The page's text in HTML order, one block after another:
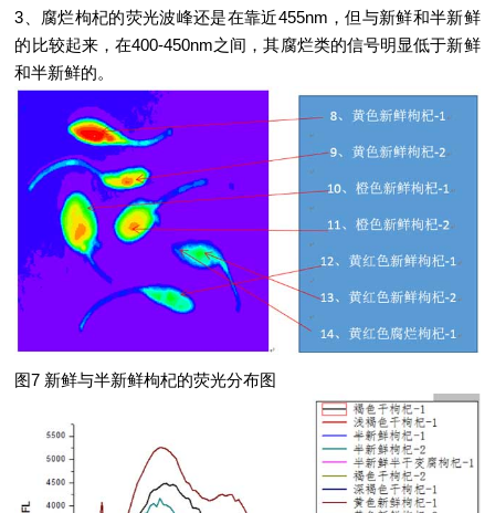
3、腐烂枸杞的荧光波峰还是在靠近455nm，但与新鲜和半新鲜
的比较起来，在400-450nm之间，其腐烂类的信号明显低于新鲜
和半新鲜的。
图7 新鲜与半新鲜枸杞的荧光分布图